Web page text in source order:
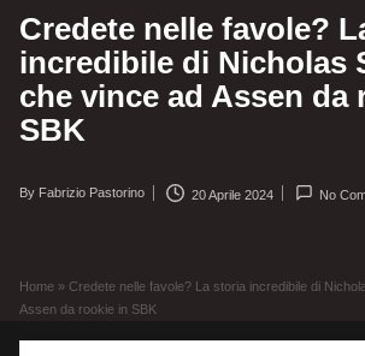
Credete nelle favole?
incredibile di Nicholas
che vince ad Assen da
SBK
Posted
By Fabrizio Pastorino 20 Aprile 2024 No
Home » Credete nelle favole? La storia incredibile di
Assen da rookie in SBK